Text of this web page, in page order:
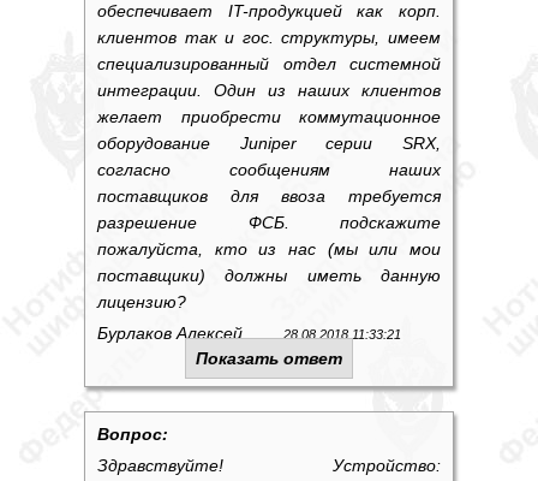
обеспечивает IT-продукцией как корп.
клиентов так и гос. структуры, имеем
специализированный отдел системной
интеграции. Один из наших клиентов
желает приобрести коммутационное
оборудование Juniper серии SRX,
согласно сообщениям наших
поставщиков для ввоза требуется
разрешение ФСБ. подскажите
пожалуйста, кто из нас (мы или мои
поставщики) должны иметь данную
лицензию?
Бурлаков Алексей
28.08.2018 11:33:21
Показать ответ
Вопрос:
Здравствуйте! Устройство: